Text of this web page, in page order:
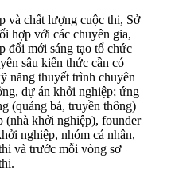
và chất lượng cuộc thi, Sở
hợp với các chuyên gia,
đổi mới sáng tạo tổ chức
sâu kiến thức cần có
năng thuyết trình chuyên
dự án khởi nghiệp; ứng
(quảng bá, truyền thông)
(nhà khởi nghiệp), founder
nghiệp, nhóm cá nhân,
và trước mỗi vòng sơ